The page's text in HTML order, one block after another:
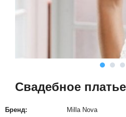
Свадебное платье
Бренд:
Milla Nova